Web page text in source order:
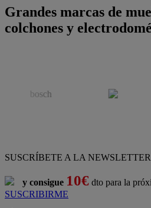
Grandes marcas de
colchones y
SUSCRÍBETE A LA NEWSLETTER
y consigue 10€ dto para la
SUSCRIBIRME